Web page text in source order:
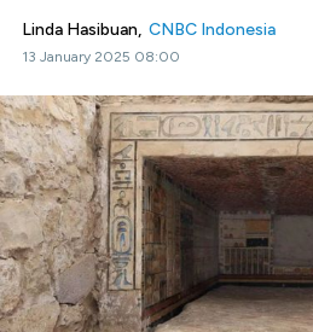
Linda Hasibuan, CNBC Indonesia
13 January 2025 08:00